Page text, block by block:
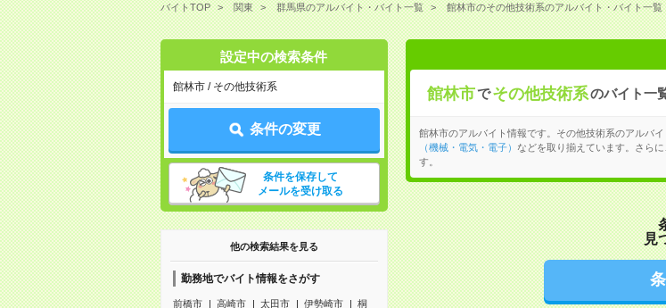
バイトTOP 関東 群馬県のアルバイト・バイト一覧 館林市のその他技術系のアルバイト・バイト一覧
設定中の検索条件
館林市 / その他技術系
条件の変更
条件を保存して
メールを受け取る
他の検索結果を見る
勤務地でバイト情報をさがす
前橋市 高崎市 太田市 伊勢崎市
桐
館林市で その他技術系のバイト一
館林市のアルバイト情報です。その他技術系のアルバイ
（機械・電気・電子） などを取り揃えています。さらに
す。
見